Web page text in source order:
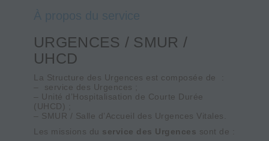
URGENCES / SMUR /
UHCD
La Structure des Urgences est composée de :
– service des Urgences ;
– Unité d’Hospitalisation de Courte Durée
(UHCD) ;
– SMUR / Salle d’Accueil des Urgences Vitales.
Les missions du service des Urgences sont de :